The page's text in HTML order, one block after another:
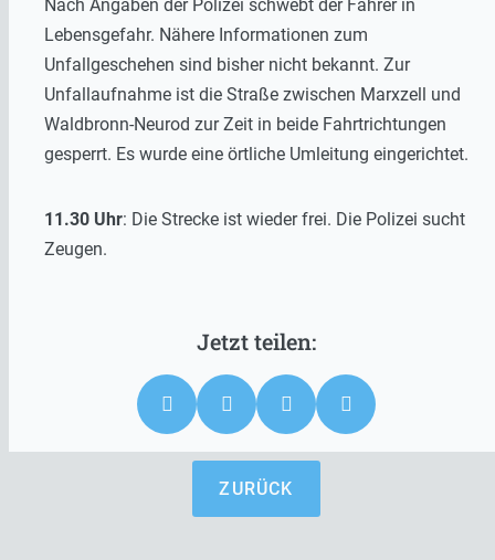
Nach Angaben der Polizei schwebt der Fahrer in
Lebensgefahr. Nähere Informationen zum
Unfallgeschehen sind bisher nicht bekannt. Zur
Unfallaufnahme ist die Straße zwischen Marxzell und
Waldbronn-Neurod zur Zeit in beide Fahrtrichtungen
gesperrt. Es wurde eine örtliche Umleitung eingerichtet.
11.30 Uhr: Die Strecke ist wieder frei. Die Polizei sucht
Zeugen.
ZURÜCK